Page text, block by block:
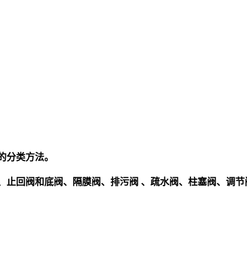
类方法。
回阀和底阀、隔膜阀、排污阀 、疏水阀、柱塞阀、调节